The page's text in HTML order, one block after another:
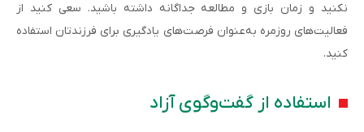
نکنید و زمان بازی و مطالعه جداگانه داشته باشید. سعی کنید از
فعالیت‌های روزمره به‌عنوان فرصت‌های یادگیری برای فرزندتان استفاده
کنید.
استفاده از گفت‌وگوی آزاد